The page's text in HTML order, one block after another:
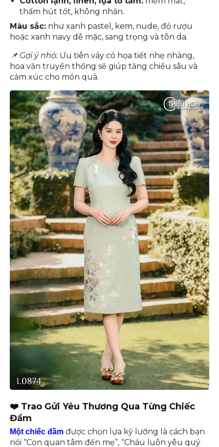
thấm hút tốt, không nhăn.
Màu sắc: như xanh pastel, kem, nude, đỏ rượu
hoặc xanh navy dễ mặc, sang trọng và tôn da.
📌 Gợi ý nhỏ: Ưu tiên váy có họa tiết nhẹ nhàng,
hoa văn truyền thống sẽ giúp tăng chiều sâu và
cảm xúc cho món quà.
❤️ Trao Gửi Yêu Thương Qua Từng Chiếc
Đầm
Một chiếc đầm được chọn lựa kỹ lưỡng là cách bạn
nói “Con quan tâm đến mẹ”, “Cháu luôn yêu quý